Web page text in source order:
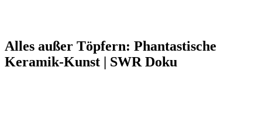
Alles außer Töpfern: Phantastische
Keramik-Kunst | SWR Doku